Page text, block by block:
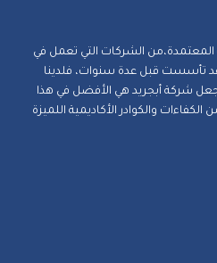
المعتمدة،من الشركات التي تعمل في
تأسست قبل عدة سنوات، فلدينا
شركة أبجريد هي الأفضل في هذا
والكوادر الأكاديمية اللميزة